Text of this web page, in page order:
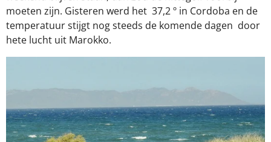
moeten zijn. Gisteren werd het 37,2 º in Cordoba en de
temperatuur stijgt nog steeds de komende dagen door
hete lucht uit Marokko.